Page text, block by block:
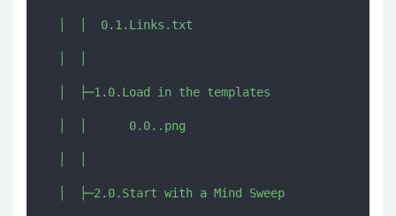
  │  │  0.1.Links.txt
  │  ├─1.0.Load in the templates
  │  │      0.0..png
  │  ├─2.0.Start with a Mind Sweep